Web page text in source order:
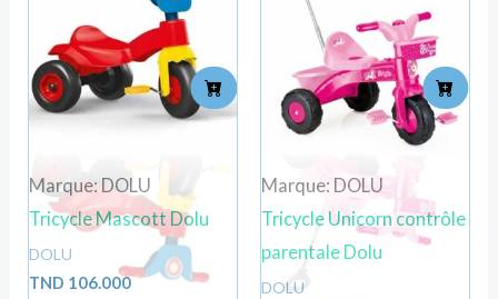
Marque: DOLU
Tricycle Mascott Dolu
DOLU
TND 106.000
Marque: DOLU
Tricycle Unicorn contrôle
parentale Dolu
DOLU